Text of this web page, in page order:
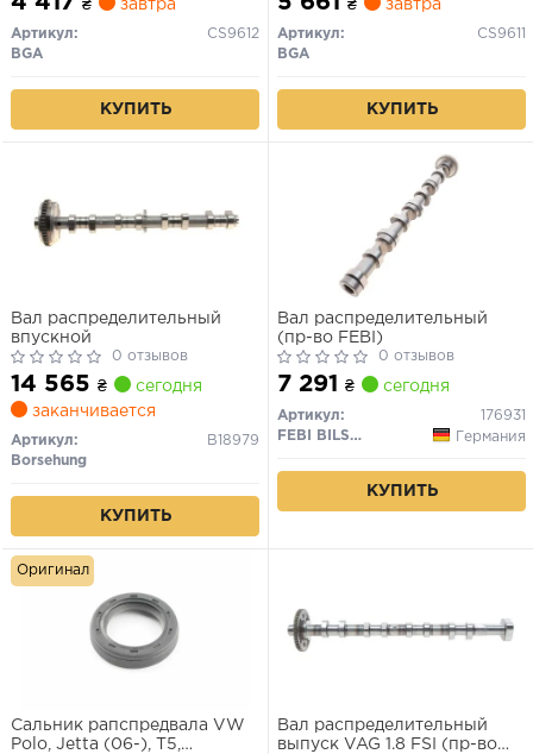
₴ завтра
Артикул:
CS9612
BGA
КУПИТЬ
₴ завтра
Артикул:
CS9611
BGA
КУПИТЬ
Вал распределительный
впускной
0 отзывов
14 565 ₴
сегодня
заканчивается
Артикул:
B18979
Borsehung
КУПИТЬ
Вал распределительный
(пр-во FEBI)
0 отзывов
7 291 ₴ сегодня
Артикул:
176931
FEBI BILSTEIN
Германия
КУПИТЬ
Сальник рапспредвала VW
Polo, Jetta (06-), T5,
Оригинал
Вал распределительный
выпуск VAG 1.8 FSI (пр-во